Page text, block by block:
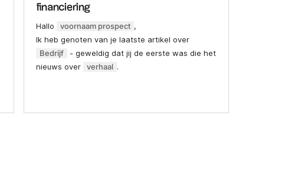
financiering
Hallo voornaam prospect ,
Ik heb genoten van je laatste artikel over
Bedrijf
- geweldig dat jij de eerste was die het
nieuws over
verhaal .